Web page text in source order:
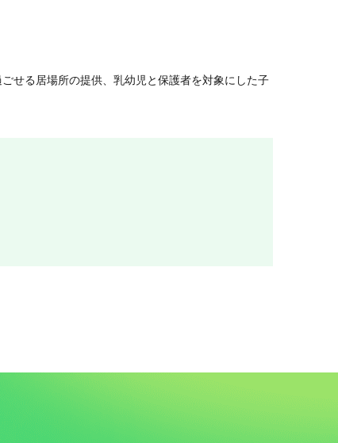
せる居場所の提供、乳幼児と保護者を対象にした子